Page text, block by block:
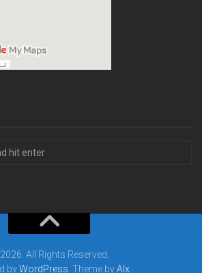
All Rights Reserved.
byWordPress . Theme byAlx